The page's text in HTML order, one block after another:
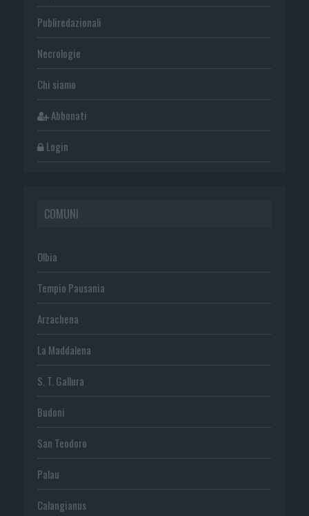
Publiredazionali
Necrologie
Chi siamo
Abbonati
Login
COMUNI
Olbia
Tempio Pausania
Arzachena
La Maddalena
S. T. Gallura
Budoni
San Teodoro
Palau
Calangianus